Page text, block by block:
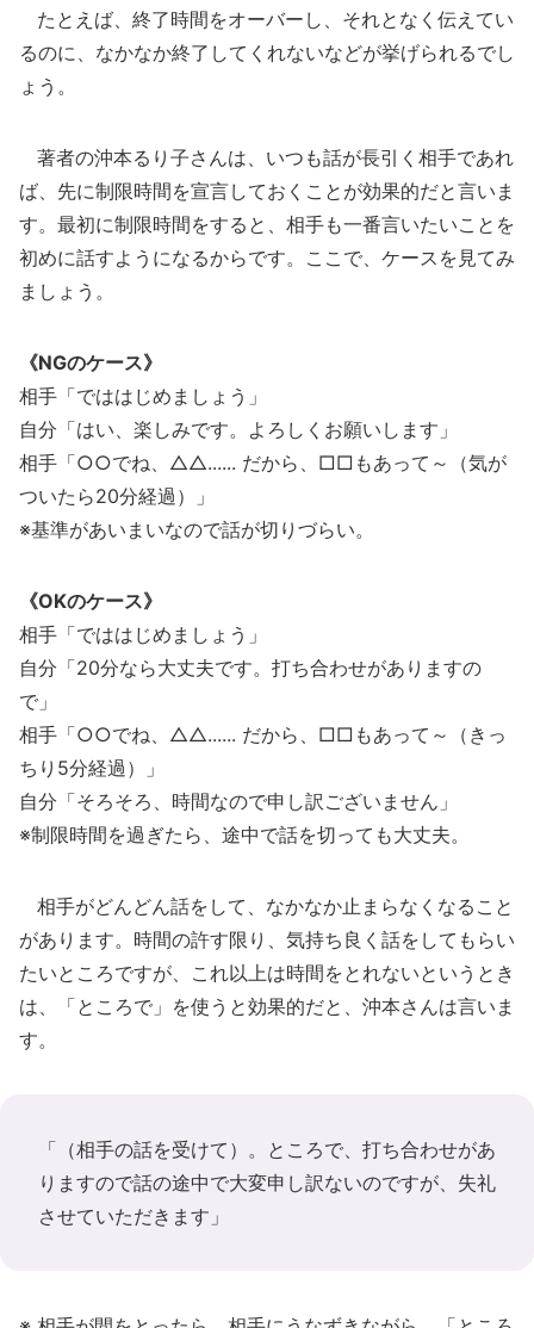
たとえば、終了時間をオーバーし、それとなく伝えてい
るのに、なかなか終了してくれないなどが挙げられるでし
ょう。
著者の沖本るり子さんは、いつも話が長引く相手であれ
ば、先に制限時間を宣言しておくことが効果的だと言いま
す。最初に制限時間をすると、相手も一番言いたいことを
初めに話すようになるからです。ここで、ケースを見てみ
ましょう。
《NGのケース》
相手「でははじめましょう」
自分「はい、楽しみです。よろしくお願いします」
相手「○○でね、△△...... だから、□□もあって～（気が
ついたら20分経過）」
※基準があいまいなので話が切りづらい。
《OKのケース》
相手「でははじめましょう」
自分「20分なら大丈夫です。打ち合わせがありますの
で」
相手「○○でね、△△...... だから、□□もあって～（きっ
ちり5分経過）」
自分「そろそろ、時間なので申し訳ございません」
※制限時間を過ぎたら、途中で話を切っても大丈夫。
相手がどんどん話をして、なかなか止まらなくなること
があります。時間の許す限り、気持ち良く話をしてもらい
たいところですが、これ以上は時間をとれないというとき
は、「ところで」を使うと効果的だと、沖本さんは言いま
す。
「（相手の話を受けて）。ところで、打ち合わせがあ
りますので話の途中で大変申し訳ないのですが、失礼
させていただきます」